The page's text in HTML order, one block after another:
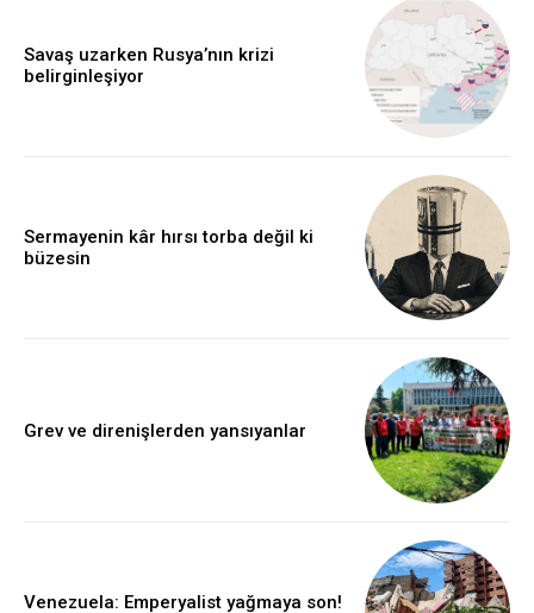
Savaş uzarken Rusya’nın krizi
belirginleşiyor
Sermayenin kâr hırsı torba değil ki
büzesin
Grev ve direnişlerden yansıyanlar
Venezuela: Emperyalist yağmaya son!